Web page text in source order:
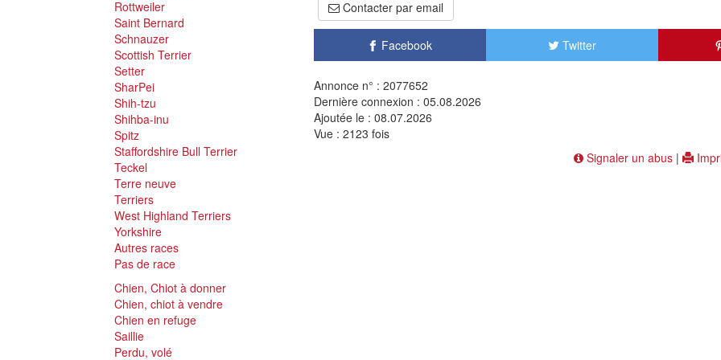
Rottweiler
Saint Bernard
Schnauzer
Scottish Terrier
Setter
SharPei
Shih-tzu
Shihba-inu
Spitz
Staffordshire Bull Terrier
Teckel
Terre neuve
Terriers
West Highland Terriers
Yorkshire
Autres races
Pas de race
Chien, Chiot à donner
Chien, chiot à vendre
Chien en refuge
Saillie
Perdu, volé
Contacter par email
Facebook Twitter
Annonce n° : 2077652
Dernière connexion : 05.08.2026
Ajoutée le : 08.07.2026
Vue : 2123 fois
Signaler un abus |